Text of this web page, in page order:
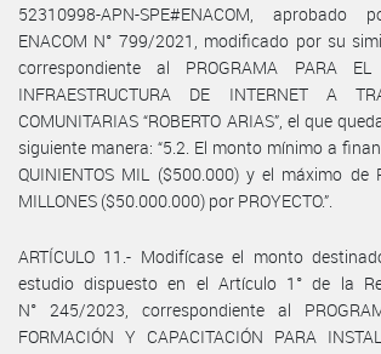
52310998-APN-SPE#ENACOM,
ENACOM N° 799/2021, modificado por su
correspondiente al PROGRAMA PARA EL
INFRAESTRUCTURA DE INTERNET A
COMUNITARIAS “ROBERTO ARIAS”, el que
siguiente manera: “5.2. El monto mínimo a
QUINIENTOS MIL ($500.000) y el máximo de
MILLONES ($50.000.000) por PROYECTO.”.
ARTÍCULO 11.- Modifícase el monto
estudio dispuesto en el Artículo 1° de la
N° 245/2023, correspondiente al
FORMACIÓN Y CAPACITACIÓN PARA